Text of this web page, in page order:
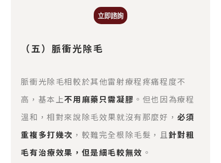
立即諮詢
（五）脈衝光除毛
脈衝光除毛相較於其他雷射療程疼痛程度不
高，基本上不用麻藥只需凝膠 。但也因為療程
溫和，相對來說除毛效果就沒有那麼好， 必須
重複多打幾次 ，較難完全根除毛髮，且針對粗
毛有治療效果，但是細毛較無效 。